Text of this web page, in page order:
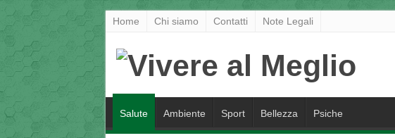
Home Chi siamo Contatti Note Legali
Salute Ambiente Sport Bellezza Psiche